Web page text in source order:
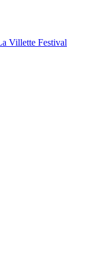
Villette Festival